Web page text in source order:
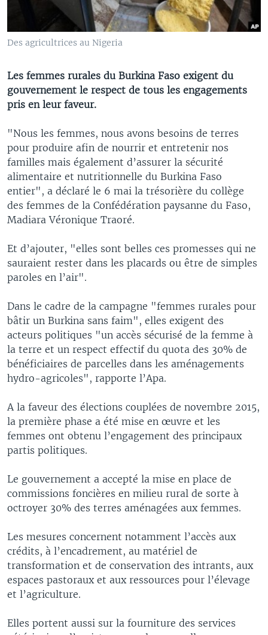
Des agricultrices au Nigeria
Les femmes rurales du Burkina Faso exigent du
gouvernement le respect de tous les engagements
pris en leur faveur.
"Nous les femmes, nous avons besoins de terres
pour produire afin de nourrir et entretenir nos
familles mais également d’assurer la sécurité
alimentaire et nutritionnelle du Burkina Faso
entier", a déclaré le 6 mai la trésorière du collège
des femmes de la Confédération paysanne du Faso,
Madiara Véronique Traoré.
Et d’ajouter, "elles sont belles ces promesses qui ne
sauraient rester dans les placards ou être de simples
paroles en l’air".
Dans le cadre de la campagne "femmes rurales pour
bâtir un Burkina sans faim", elles exigent des
acteurs politiques "un accès sécurisé de la femme à
la terre et un respect effectif du quota des 30% de
bénéficiaires de parcelles dans les aménagements
hydro-agricoles", rapporte l’Apa.
A la faveur des élections couplées de novembre 2015,
la première phase a été mise en œuvre et les
femmes ont obtenu l’engagement des principaux
partis politiques.
Le gouvernement a accepté la mise en place de
commissions foncières en milieu rural de sorte à
octroyer 30% des terres aménagées aux femmes.
Les mesures concernent notamment l’accès aux
crédits, à l’encadrement, au matériel de
transformation et de conservation des intrants, aux
espaces pastoraux et aux ressources pour l’élevage
et l’agriculture.
Elles portent aussi sur la fourniture des services